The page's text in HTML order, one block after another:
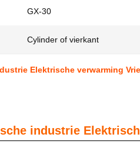
GX-30
Cylinder of vierkant
Elektrische verwarming
industrie